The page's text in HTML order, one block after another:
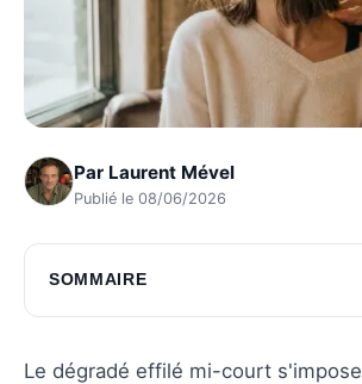
Par Laurent Mével
Publié le 08/06/2026
SOMMAIRE
Comprendre le dégradé effilé mi-
Comment entretenir votre coupe
Le dégradé effilé mi-court